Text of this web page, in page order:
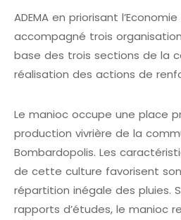
ADEMA en priorisant
accompagné trois
base des trois sections de la
réalisation des actions de
Le manioc occupe une place
production vivrière de la
Bombardopolis. Les
de cette culture favorisent
répartition inégale des pluies.
rapports d’études, le manioc